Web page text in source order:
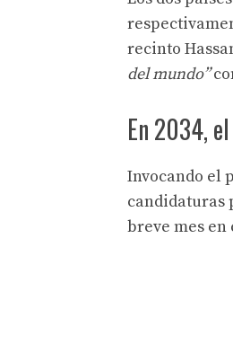
recinto
del mundo”
En 2034,
Invocando el
candidaturas
breve mes en